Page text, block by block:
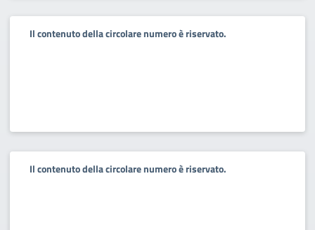
Il contenuto della circolare numero è riservato.
Il contenuto della circolare numero è riservato.